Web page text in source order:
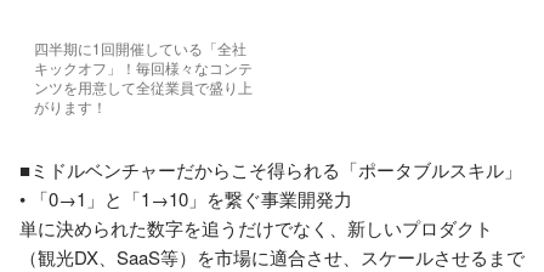
四半期に1回開催している「全社
キックオフ」！毎回様々なコンテ
ンツを用意して全従業員で盛り上
がります！
■ミドルベンチャーだからこそ得られる「ポータブルスキル」
• 「0→1」と「1→10」を繋ぐ事業開発力
単に決められた数字を追うだけでなく、新しいプロダクト
（観光DX、SaaS等）を市場に適合させ、スケールさせるまで